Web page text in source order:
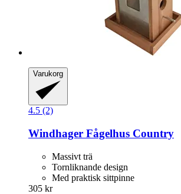
Varukorg
4.5 (2)
Windhager Fågelhus Country
Massivt trä
Tornliknande design
Med praktisk sittpinne
305 kr